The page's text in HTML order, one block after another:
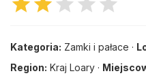
Kategoria: Zamki i pałace ·
Region: Kraj Loary ·